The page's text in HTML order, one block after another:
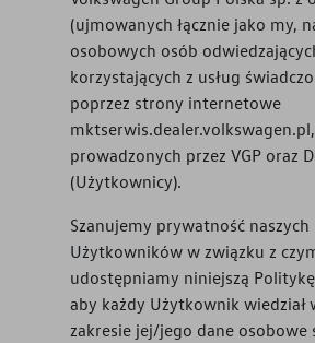
(ujmowanych łącznie jako my,
osobowych osób
korzystających z usług
poprzez strony internetowe
mktserwis.dealer.volkswagen.pl,
prowadzonych przez VGP oraz
(Użytkownicy).
Szanujemy prywatność naszych
Użytkowników w związku z
udostępniamy niniejszą
aby każdy Użytkownik wiedział
zakresie jej/jego dane osobowe